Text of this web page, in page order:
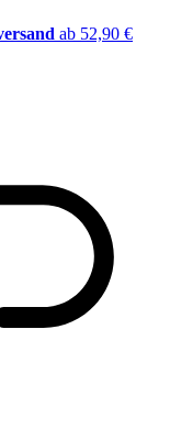
ab 52,90 €